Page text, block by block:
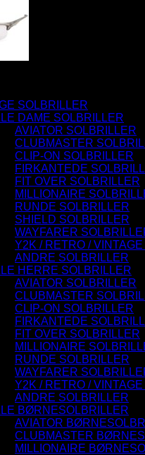
SOLBRILLER
DAME SOLBRILLER
AVIATOR SOLBRILLER
CLUBMASTER
CLIP-ON SOLBRILLER
FIRKANTEDE
FIT OVER SOLBRILLER
MILLIONAIRE
RUNDE SOLBRILLER
SHIELD SOLBRILLER
WAYFARER
Y2K / RETRO /
ANDRE SOLBRILLER
HERRE SOLBRILLER
AVIATOR SOLBRILLER
CLUBMASTER
CLIP-ON SOLBRILLER
FIRKANTEDE
FIT OVER SOLBRILLER
MILLIONAIRE
RUNDE SOLBRILLER
WAYFARER
Y2K / RETRO /
ANDRE SOLBRILLER
BØRNESOLBRILLER
AVIATOR
CLUBMASTER
MILLIONAIRE